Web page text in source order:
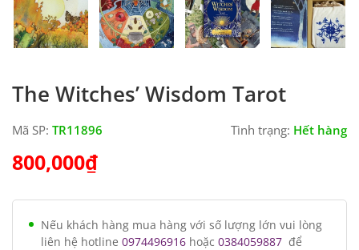
The Witches’ Wisdom Tarot
Mã SP: TR11896 Tình trạng: Hết hàng
800,000₫
Nếu khách hàng mua hàng với số lượng lớn vui lòng
liên hệ hotline 0974496916 hoặc 0384059887 để